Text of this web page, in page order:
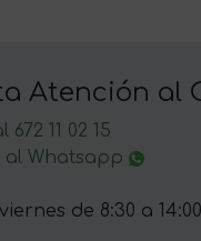
Atención al
11 02 15
al Whatsapp
de 8:30 a 14:00